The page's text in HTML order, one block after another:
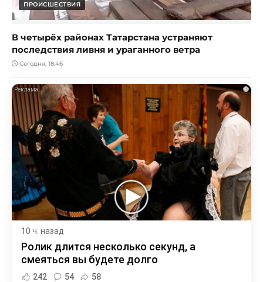
ПРОИСШЕСТВИЯ
В четырёх районах Татарстана устраняют
последствия ливня и ураганного ветра
Сегодня, 18:46
i
10 ч. назад
Ролик длится несколько секунд, а
смеяться вы будете долго
242 54 58